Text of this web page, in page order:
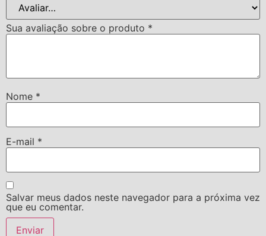
Sua avaliação sobre o produto *
Nome *
E-mail *
Salvar meus dados neste navegador para a próxima vez
que eu comentar.